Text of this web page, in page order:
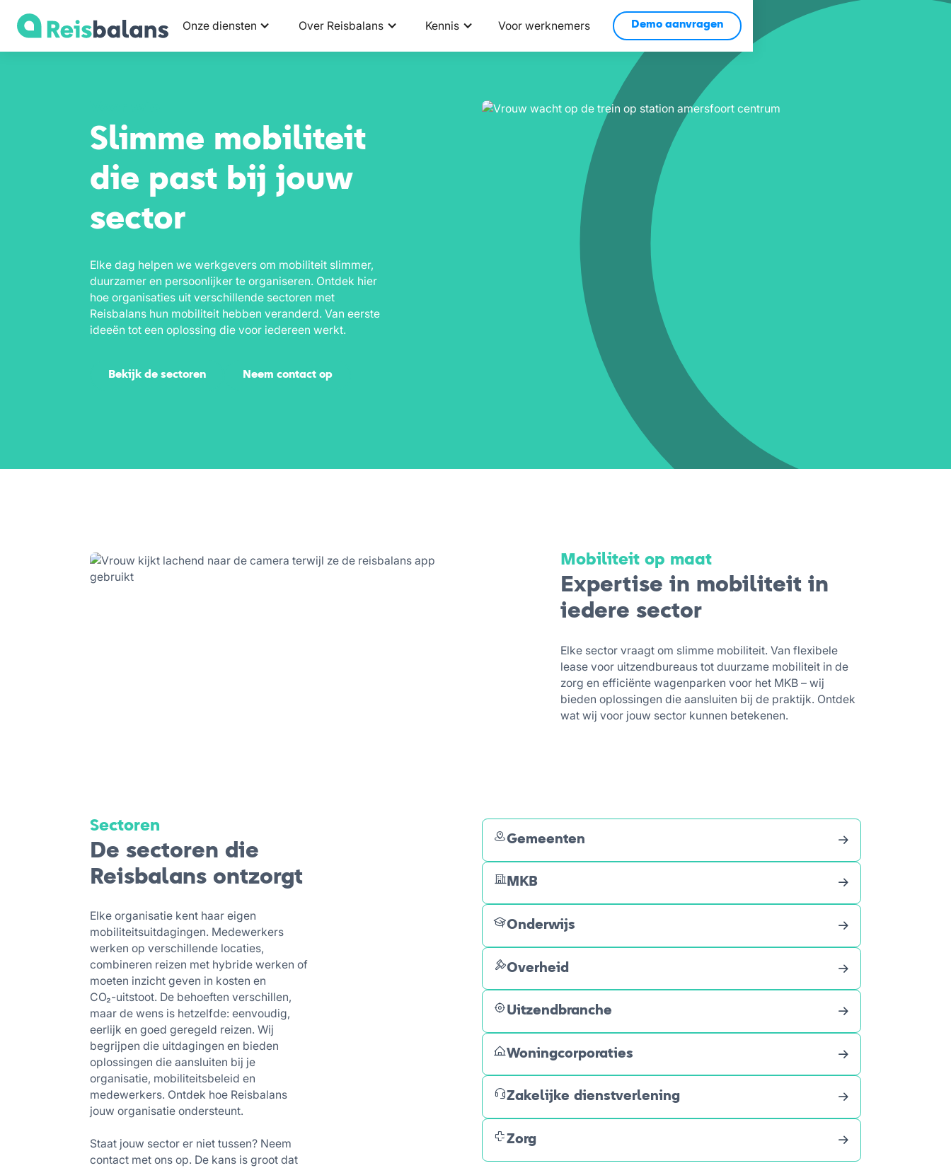
Onze diensten Over Reisbalans Kennis Voor werknemers Demo aanvragen
Slimme mobiliteit
die past bij jouw
sector
Elke dag helpen we werkgevers om mobiliteit slimmer,
duurzamer en persoonlijker te organiseren. Ontdek hier
hoe organisaties uit verschillende sectoren met
Reisbalans hun mobiliteit hebben veranderd. Van eerste
ideeën tot een oplossing die voor iedereen werkt.
Bekijk de sectoren Neem contact op
Mobiliteit op maat
Expertise in mobiliteit in
iedere sector
Elke sector vraagt om slimme mobiliteit. Van flexibele
lease voor uitzendbureaus tot duurzame mobiliteit in de
zorg en efficiënte wagenparken voor het MKB – wij
bieden oplossingen die aansluiten bij de praktijk. Ontdek
wat wij voor jouw sector kunnen betekenen.
Sectoren
De sectoren die
Reisbalans ontzorgt
Elke organisatie kent haar eigen
mobiliteitsuitdagingen. Medewerkers
werken op verschillende locaties,
combineren reizen met hybride werken of
moeten inzicht geven in kosten en
CO₂-uitstoot. De behoeften verschillen,
maar de wens is hetzelfde: eenvoudig,
eerlijk en goed geregeld reizen. Wij
begrijpen die uitdagingen en bieden
oplossingen die aansluiten bij je
organisatie, mobiliteitsbeleid en
medewerkers. Ontdek hoe Reisbalans
jouw organisatie ondersteunt.
Staat jouw sector er niet tussen? Neem
contact met ons op. De kans is groot dat
Gemeenten
MKB
Onderwijs
Overheid
Uitzendbranche
Woningcorporaties
Zakelijke dienstverlening
Zorg